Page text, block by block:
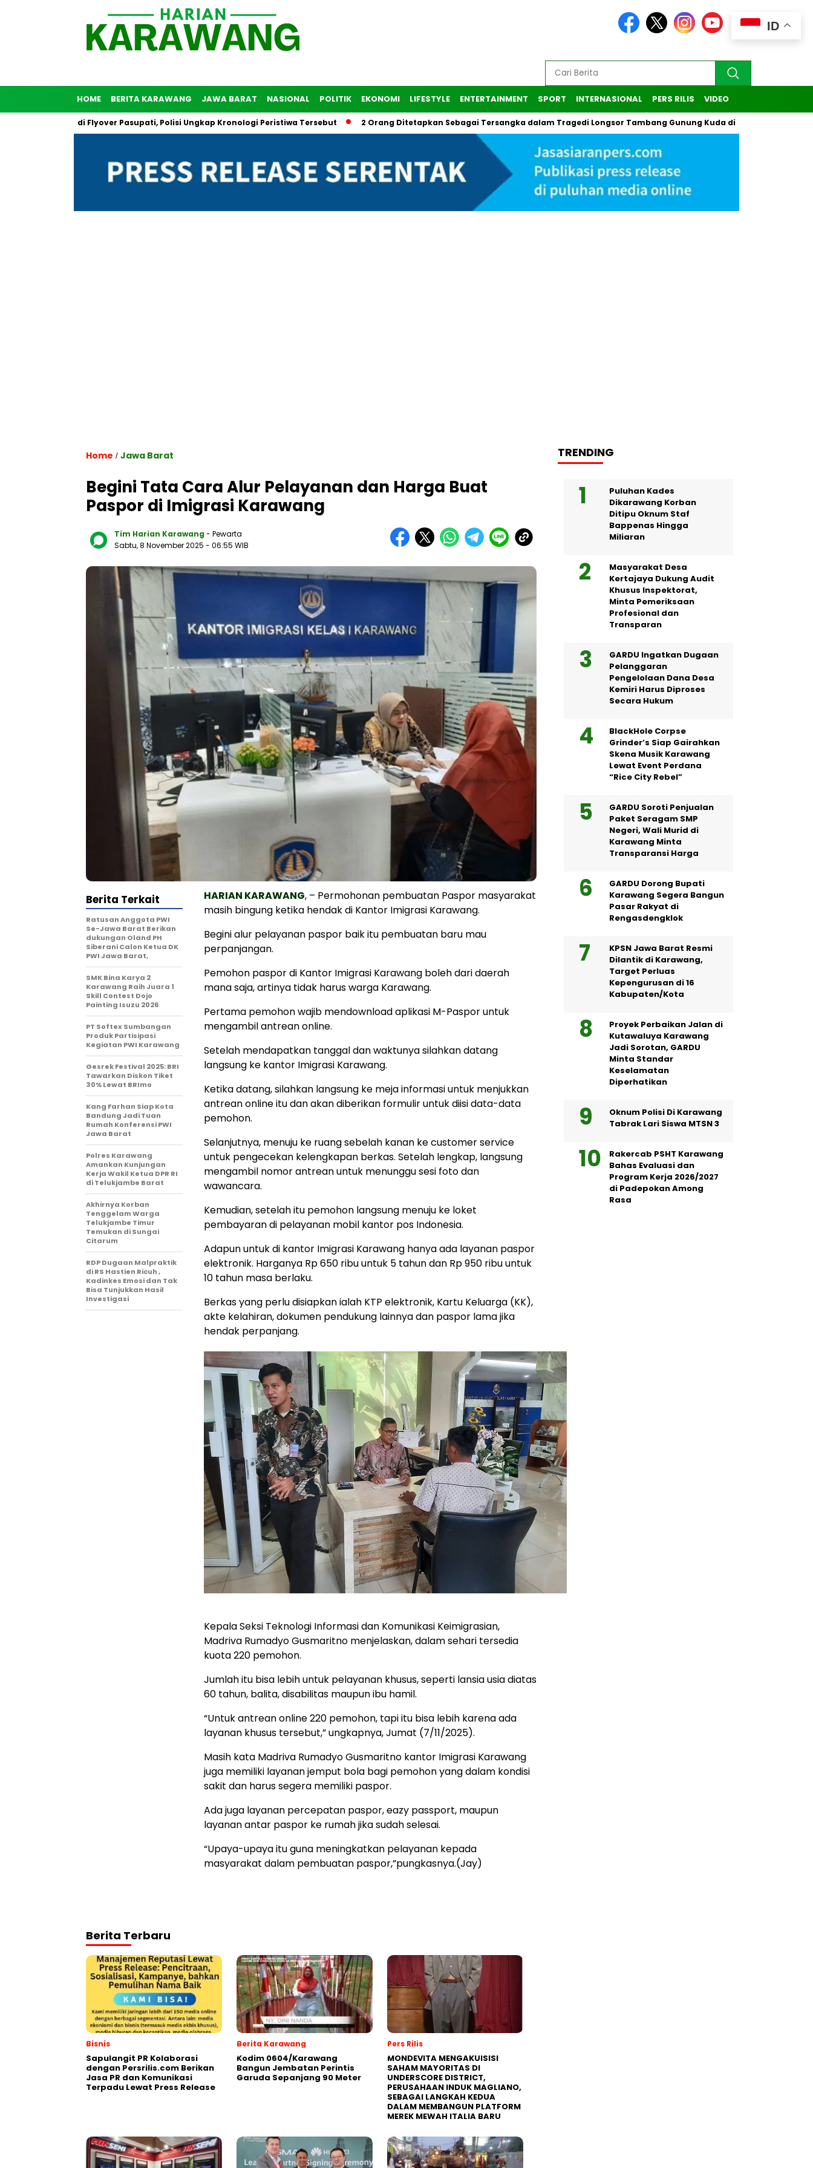
HOME BERITA KARAWANG JAWA BARAT NASIONAL POLITIK EKONOMI LIFESTYLE ENTERTAINMENT SPORT INTERNASIONAL PERS RILIS VIDEO
Diri di Flyover Pasupati, Polisi Ungkap Kronologi Peristiwa Tersebut 2 Orang Ditetapkan Sebagai Tersangka dalam Tragedi Longsor Tambang Gunung Kuda di Cirebon
Home / Jawa Barat
Begini Tata Cara Alur Pelayanan dan Harga Buat
Paspor di Imigrasi Karawang
Tim Harian Karawang - Pewarta
Sabtu, 8 November 2025 - 06:55 WIB
HARIAN KARAWANG, – Permohonan pembuatan Paspor masyarakat
masih bingung ketika hendak di Kantor Imigrasi Karawang.
Begini alur pelayanan paspor baik itu pembuatan baru mau
perpanjangan.
Pemohon paspor di Kantor Imigrasi Karawang boleh dari daerah
mana saja, artinya tidak harus warga Karawang.
Pertama pemohon wajib mendownload aplikasi M-Paspor untuk
mengambil antrean online.
Setelah mendapatkan tanggal dan waktunya silahkan datang
langsung ke kantor Imigrasi Karawang.
Ketika datang, silahkan langsung ke meja informasi untuk menjukkan
antrean online itu dan akan diberikan formulir untuk diisi data-data
pemohon.
Selanjutnya, menuju ke ruang sebelah kanan ke customer service
untuk pengecekan kelengkapan berkas. Setelah lengkap, langsung
mengambil nomor antrean untuk menunggu sesi foto dan
wawancara.
Kemudian, setelah itu pemohon langsung menuju ke loket
pembayaran di pelayanan mobil kantor pos Indonesia.
Adapun untuk di kantor Imigrasi Karawang hanya ada layanan paspor
elektronik. Harganya Rp 650 ribu untuk 5 tahun dan Rp 950 ribu untuk
10 tahun masa berlaku.
Berkas yang perlu disiapkan ialah KTP elektronik, Kartu Keluarga (KK),
akte kelahiran, dokumen pendukung lainnya dan paspor lama jika
hendak perpanjang.
Kepala Seksi Teknologi Informasi dan Komunikasi Keimigrasian,
Madriva Rumadyo Gusmaritno menjelaskan, dalam sehari tersedia
kuota 220 pemohon.
Jumlah itu bisa lebih untuk pelayanan khusus, seperti lansia usia diatas
60 tahun, balita, disabilitas maupun ibu hamil.
“Untuk antrean online 220 pemohon, tapi itu bisa lebih karena ada
layanan khusus tersebut,” ungkapnya, Jumat (7/11/2025).
Masih kata Madriva Rumadyo Gusmaritno kantor Imigrasi Karawang
juga memiliki layanan jemput bola bagi pemohon yang dalam kondisi
sakit dan harus segera memiliki paspor.
Ada juga layanan percepatan paspor, eazy passport, maupun
layanan antar paspor ke rumah jika sudah selesai.
“Upaya-upaya itu guna meningkatkan pelayanan kepada
masyarakat dalam pembuatan paspor,”pungkasnya.(Jay)
Berita Terkait
Ratusan Anggota PWI
Se-Jawa Barat Berikan
dukungan Oland PH
Siberani Calon Ketua DK
PWI Jawa Barat,
SMK Bina Karya 2
Karawang Raih Juara 1
Skill Contest Dojo
Painting Isuzu 2026
PT Softex Sumbangan
Produk Partisipasi
Kegiatan PWI Karawang
Gesrek Festival 2025: BRI
Tawarkan Diskon Tiket
30% Lewat BRImo
Kang Farhan Siap Kota
Bandung Jadi Tuan
Rumah Konferensi PWI
Jawa Barat
Polres Karawang
Amankan Kunjungan
Kerja Wakil Ketua DPR RI
di Telukjambe Barat
Akhirnya Korban
Tenggelam Warga
Telukjambe Timur
Temukan di Sungai
Citarum
RDP Dugaan Malpraktik
di RS Hastien Ricuh ,
Kadinkes Emosi dan Tak
Bisa Tunjukkan Hasil
Investigasi
Berita Terbaru
Bisnis
Sapulangit PR Kolaborasi
dengan Persrilis.com Berikan
Jasa PR dan Komunikasi
Terpadu Lewat Press Release
Berita Karawang
Kodim 0604/Karawang
Bangun Jembatan Perintis
Garuda Sepanjang 90 Meter
Pers Rilis
MONDEVITA MENGAKUISISI
SAHAM MAYORITAS DI
UNDERSCORE DISTRICT,
PERUSAHAAN INDUK MAGLIANO,
SEBAGAI LANGKAH KEDUA
DALAM MEMBANGUN PLATFORM
MEREK MEWAH ITALIA BARU
TRENDING
Puluhan Kades
Dikarawang Korban
Ditipu Oknum Staf
Bappenas Hingga
Miliaran
Masyarakat Desa
Kertajaya Dukung Audit
Khusus Inspektorat,
Minta Pemeriksaan
Profesional dan
Transparan
GARDU Ingatkan Dugaan
Pelanggaran
Pengelolaan Dana Desa
Kemiri Harus Diproses
Secara Hukum
BlackHole Corpse
Grinder’s Siap Gairahkan
Skena Musik Karawang
Lewat Event Perdana
“Rice City Rebel”
GARDU Soroti Penjualan
Paket Seragam SMP
Negeri, Wali Murid di
Karawang Minta
Transparansi Harga
GARDU Dorong Bupati
Karawang Segera Bangun
Pasar Rakyat di
Rengasdengklok
KPSN Jawa Barat Resmi
Dilantik di Karawang,
Target Perluas
Kepengurusan di 16
Kabupaten/Kota
Proyek Perbaikan Jalan di
Kutawaluya Karawang
Jadi Sorotan, GARDU
Minta Standar
Keselamatan
Diperhatikan
Oknum Polisi Di Karawang
Tabrak Lari Siswa MTSN 3
Rakercab PSHT Karawang
Bahas Evaluasi dan
Program Kerja 2026/2027
di Padepokan Among
Rasa
ID